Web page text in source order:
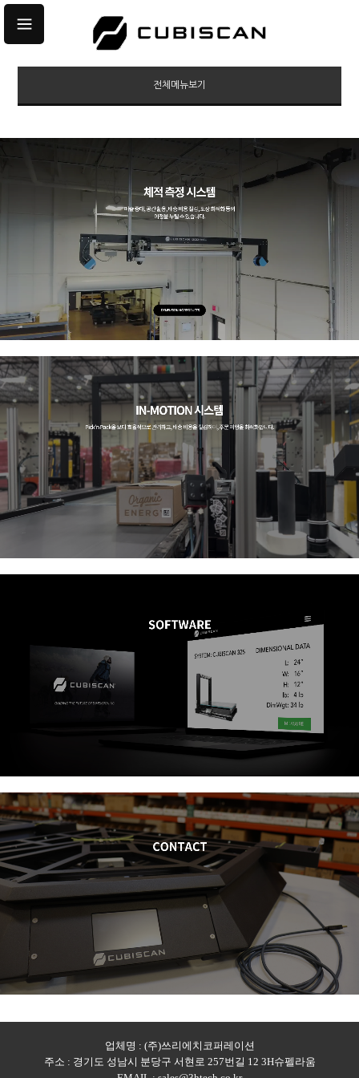
전체메뉴보기
업체명 : (주)쓰리에치코퍼레이션
주소 : 경기도 성남시 분당구 서현로 257번길 12 3H슈펠라움